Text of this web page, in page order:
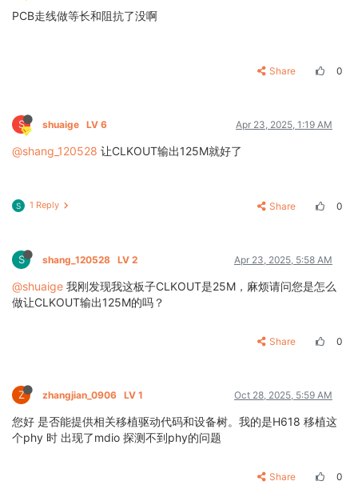
PCB走线做等长和阻抗了没啊
Share 0
S shuaige LV 6 Apr 23, 2025, 1:19 AM
@shang_120528 让CLKOUT输出125M就好了
S 1 Reply Share 0
S shang_120528 LV 2 Apr 23, 2025, 5:58 AM
@shuaige 我刚发现我这板子CLKOUT是25M，麻烦请问您是怎么
做让CLKOUT输出125M的吗？
Share 0
Z zhangjian_0906 LV 1 Oct 28, 2025, 5:59 AM
您好 是否能提供相关移植驱动代码和设备树。我的是H618 移植这
个phy 时 出现了mdio 探测不到phy的问题
Share 0